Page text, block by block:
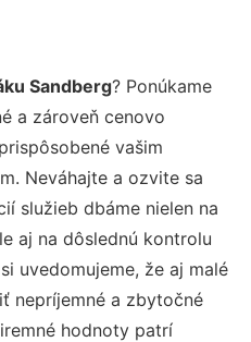
Sandberg? Ponúkame
a zároveň cenovo
vašim
Neváhajte a ozvite sa
služieb dbáme nielen na
aj na dôslednú kontrolu
uvedomujeme, že aj malé
nepríjemné a zbytočné
hodnoty patrí